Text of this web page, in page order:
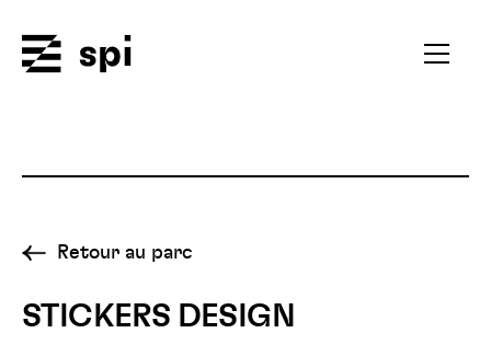
Ouvrir
Retour au parc
STICKERS DESIGN